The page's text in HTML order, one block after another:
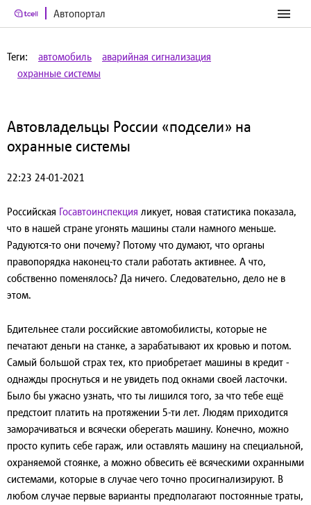
Автопортал
Теги: автомобиль
аварийная сигнализация
охранные системы
Автовладельцы России «подсели» на
охранные системы
22:23 24-01-2021
Российская Госавтоинспекция ликует, новая статистика показала,
что в нашей стране угонять машины стали намного меньше.
Радуются-то они почему? Потому что думают, что органы
правопорядка наконец-то стали работать активнее. А что,
собственно поменялось? Да ничего. Следовательно, дело не в
этом.
Бдительнее стали российские автомобилисты, которые не
печатают деньги на станке, а зарабатывают их кровью и потом.
Самый большой страх тех, кто приобретает машины в кредит -
однажды проснуться и не увидеть под окнами своей ласточки.
Было бы ужасно узнать, что ты лишился того, за что тебе ещё
предстоит платить на протяжении 5-ти лет. Людям приходится
заморачиваться и всячески оберегать машину. Конечно, можно
просто купить себе гараж, или оставлять машину на специальной,
охраняемой стоянке, а можно обвесить её всяческими охранными
системами, которые в случае чего точно просигнализируют. В
любом случае первые варианты предполагают постоянные траты,